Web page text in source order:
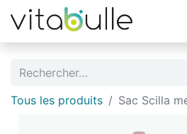
Tous les produits Sac Scilla